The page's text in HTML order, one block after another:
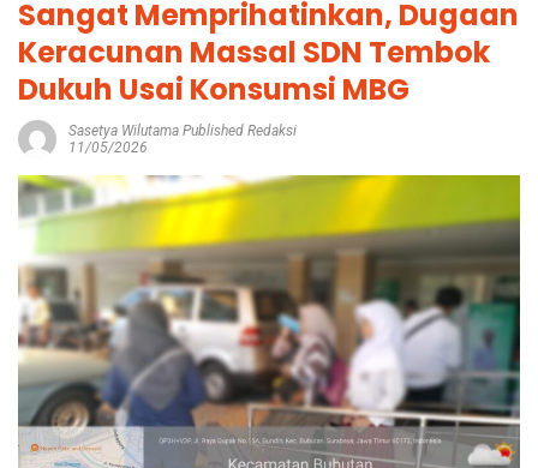
Sangat Memprihatinkan, Dugaan
Keracunan Massal SDN Tembok
Dukuh Usai Konsumsi MBG
Sasetya Wilutama Published Redaksi
11/05/2026